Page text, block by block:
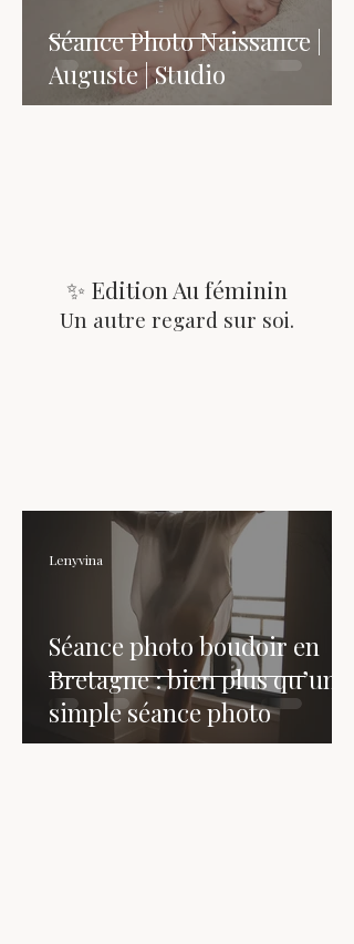
Séance Photo Naissance |
Auguste | Studio
✨ Edition Au féminin
Un autre regard sur soi.
Séance photo boudoir en
Bretagne : bien plus qu’une
simple séance photo
Lenyvina